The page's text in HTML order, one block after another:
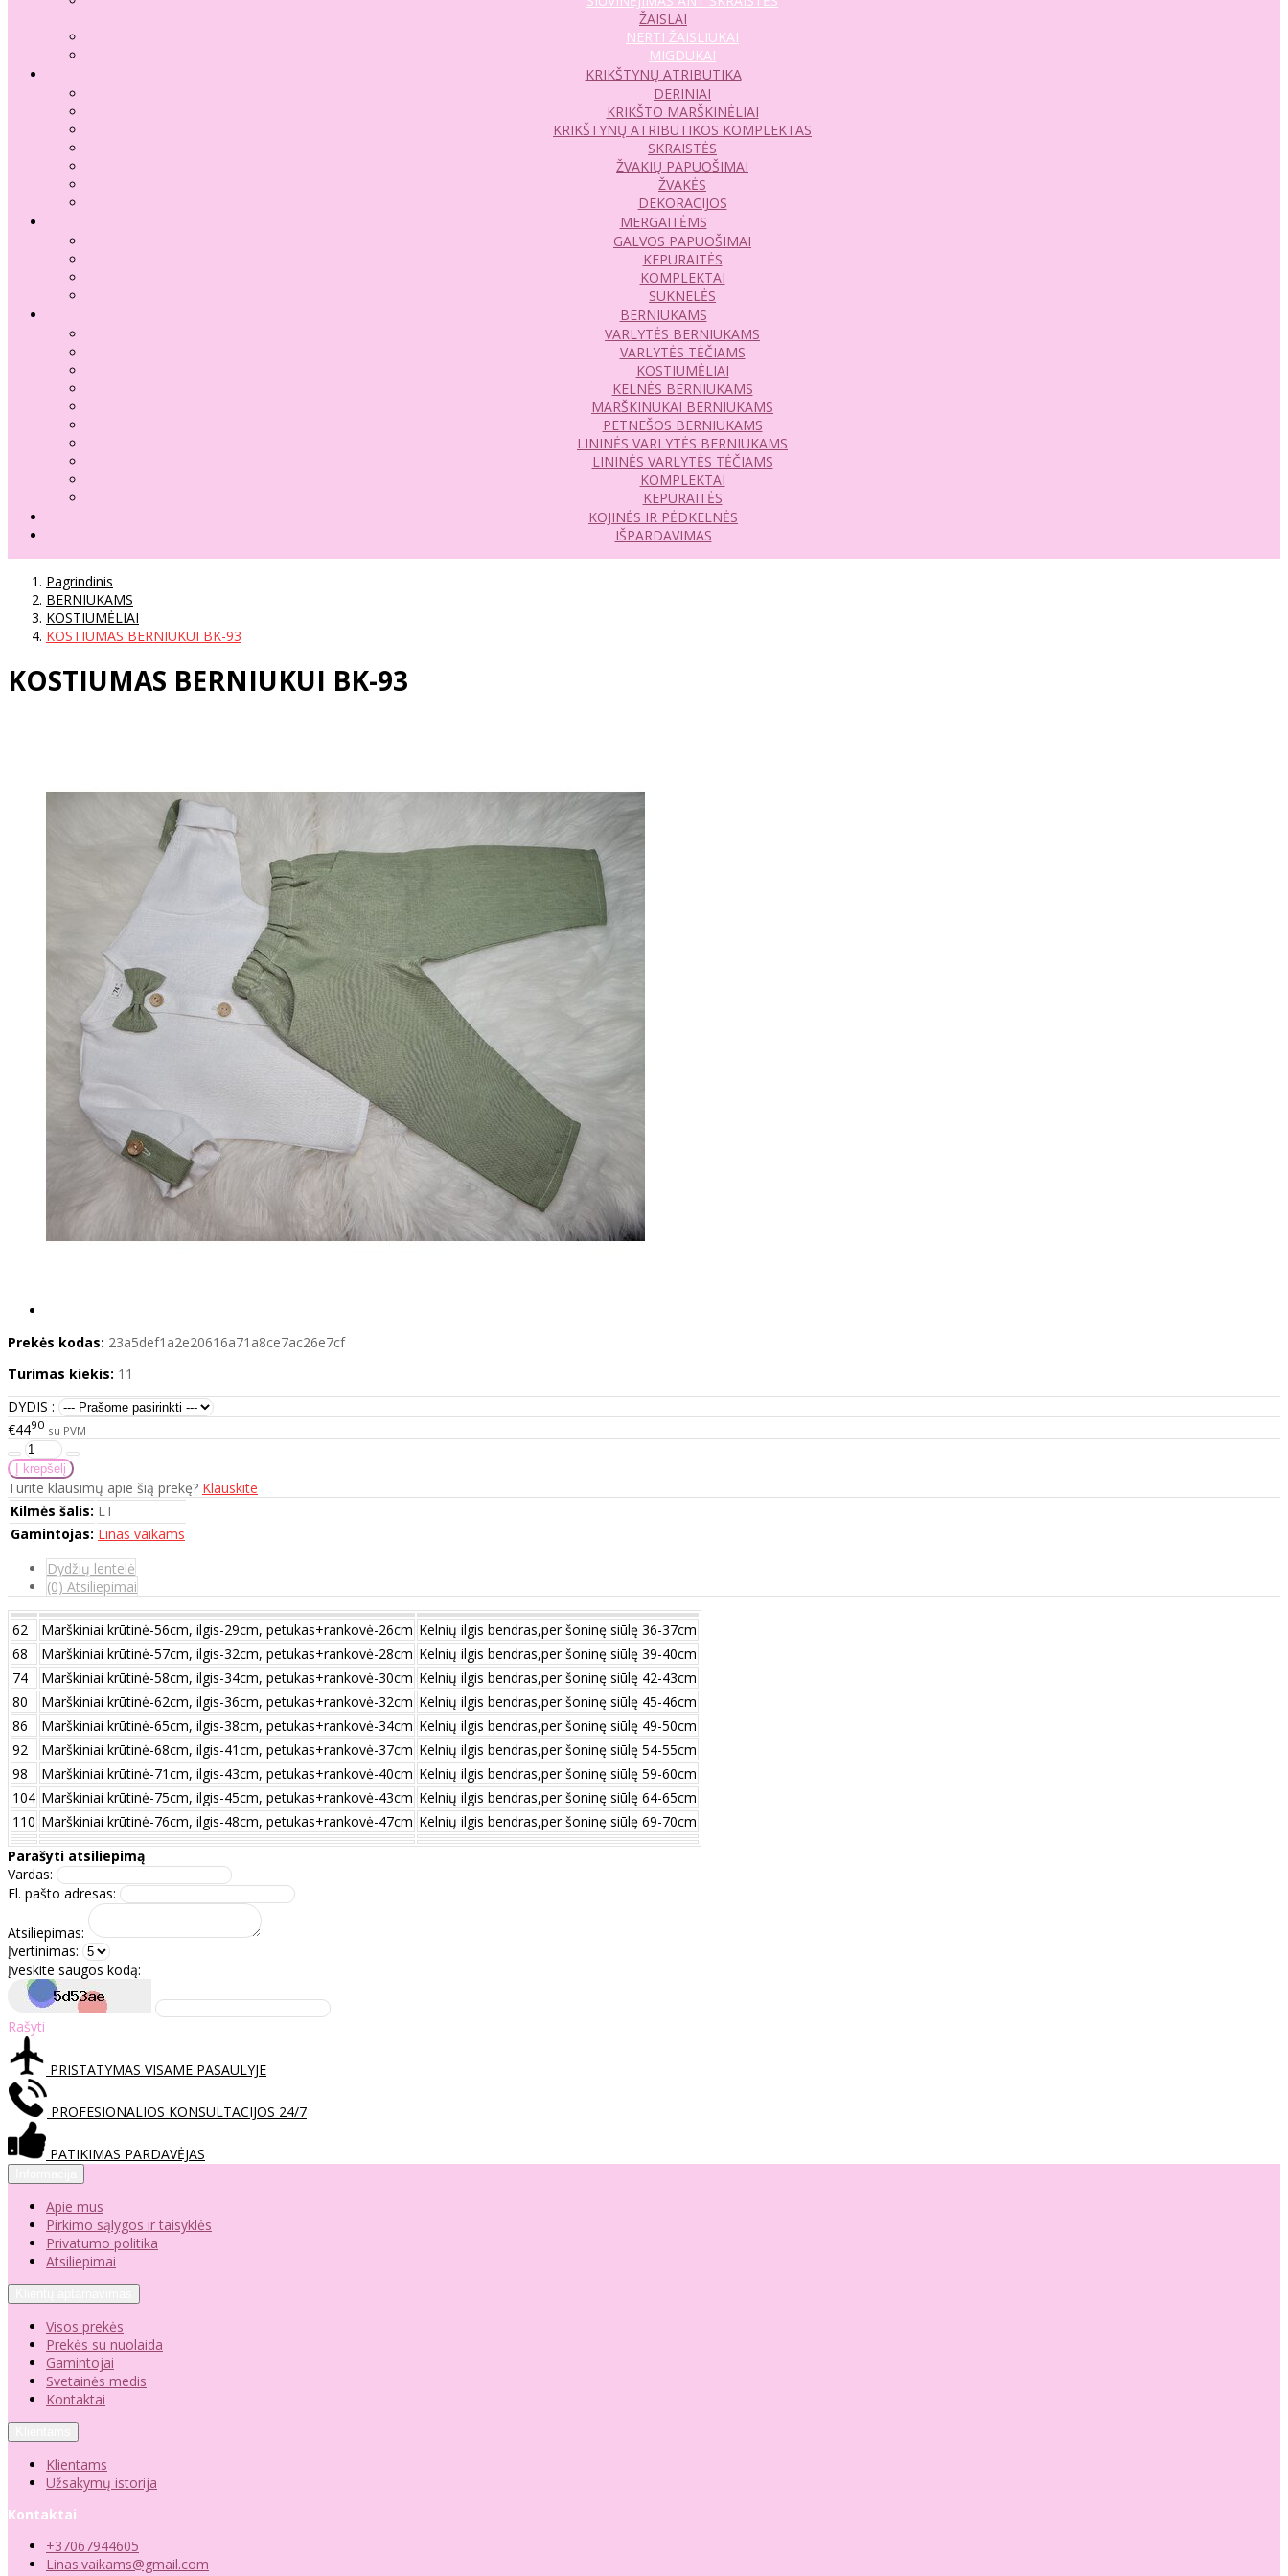
ŽAISLAI
NERTI ŽAISLIUKAI
MIGDUKAI
KRIKŠTYNŲ ATRIBUTIKA
DERINIAI
KRIKŠTO MARŠKINĖLIAI
KRIKŠTYNŲ ATRIBUTIKOS KOMPLEKTAS
SKRAISTĖS
ŽVAKIŲ PAPUOŠIMAI
ŽVAKĖS
DEKORACIJOS
MERGAITĖMS
GALVOS PAPUOŠIMAI
KEPURAITĖS
KOMPLEKTAI
SUKNELĖS
BERNIUKAMS
VARLYTĖS BERNIUKAMS
VARLYTĖS TĖČIAMS
KOSTIUMĖLIAI
KELNĖS BERNIUKAMS
MARŠKINUKAI BERNIUKAMS
PETNEŠOS BERNIUKAMS
LININĖS VARLYTĖS BERNIUKAMS
LININĖS VARLYTĖS TĖČIAMS
KOMPLEKTAI
KEPURAITĖS
KOJINĖS IR PĖDKELNĖS
IŠPARDAVIMAS
Pagrindinis
BERNIUKAMS
KOSTIUMĖLIAI
KOSTIUMAS BERNIUKUI BK-93
KOSTIUMAS BERNIUKUI BK-93
Prekės kodas: 23a5def1a2e20616a71a8ce7ac26e7cf
Turimas kiekis: 11
DYDIS :
€4490 su PVM
Turite klausimų apie šią prekę? Klauskite
Kilmės šalis: LT
Gamintojas: Linas vaikams
Dydžių lentelė
(0) Atsiliepimai
62 Marškiniai krūtinė-56cm, ilgis-29cm, petukas+rankovė-26cm Kelnių ilgis bendras,per šoninę siūlę 36-37cm
68
Marškiniai krūtinė-57cm, ilgis-32cm, petukas+rankovė-28cm Kelnių ilgis bendras,per šoninę siūlę 39-40cm
74
Marškiniai krūtinė-58cm, ilgis-34cm, petukas+rankovė-30cm Kelnių ilgis bendras,per šoninę siūlę 42-43cm
80
Marškiniai krūtinė-62cm, ilgis-36cm, petukas+rankovė-32cm Kelnių ilgis bendras,per šoninę siūlę 45-46cm
86
Marškiniai krūtinė-65cm, ilgis-38cm, petukas+rankovė-34cm Kelnių ilgis bendras,per šoninę siūlę 49-50cm
92
Marškiniai krūtinė-68cm, ilgis-41cm, petukas+rankovė-37cm Kelnių ilgis bendras,per šoninę siūlę 54-55cm
98
Marškiniai krūtinė-71cm, ilgis-43cm, petukas+rankovė-40cm Kelnių ilgis bendras,per šoninę siūlę 59-60cm
104 Marškiniai krūtinė-75cm, ilgis-45cm, petukas+rankovė-43cm Kelnių ilgis bendras,per šoninę siūlę 64-65cm
110 Marškiniai krūtinė-76cm, ilgis-48cm, petukas+rankovė-47cm Kelnių ilgis bendras,per šoninę siūlę 69-70cm
Parašyti atsiliepimą
Vardas:
El. pašto adresas:
Atsiliepimas:
Įvertinimas:
Įveskite saugos kodą:
Rašyti
PRISTATYMAS VISAME PASAULYJE
PROFESIONALIOS KONSULTACIJOS 24/7
PATIKIMAS PARDAVĖJAS
Apie mus
Pirkimo sąlygos ir taisyklės
Privatumo politika
Atsiliepimai
Visos prekės
Prekės su nuolaida
Gamintojai
Svetainės medis
Kontaktai
Klientams
Užsakymų istorija
Kontaktai
+37067944605
Linas.vaikams@gmail.com